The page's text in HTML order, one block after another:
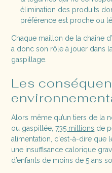
élimination des produits
préférence est proche ou
Chaque maillon de la chaîne
a donc son rôle à jouer dans
gaspillage.
Les
Alors même qu’un tiers de la
ou gaspillée,735 millions de
alimentation, c'est-à-dire que
une insuffisance calorique
d’enfants de moins de 5 ans